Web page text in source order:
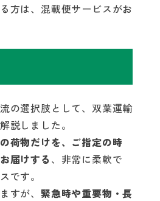
方は、混載便サービスがお
の選択肢として、双葉運輸
説しました。
荷物だけを、ご指定の時
届けする 、非常に柔軟で
です。
すが、 緊急時や重要物・長